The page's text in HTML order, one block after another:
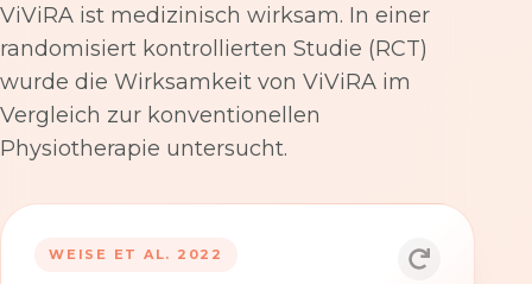
ViViRA ist medizinisch wirksam. In einer
randomisiert kontrollierten Studie (RCT)
wurde die Wirksamkeit von ViViRA im
Vergleich zur konventionellen
Physiotherapie untersucht.
WEISE ET AL. 202253% nach 12 Wochen